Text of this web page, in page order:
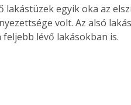
lakástüzek egyik oka az
volt. Az alsó
lévő lakásokban is.